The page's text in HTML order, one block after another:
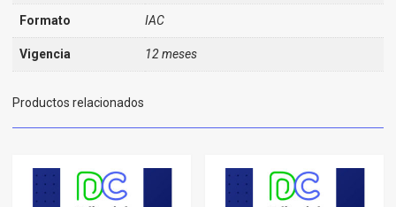
Formato IAC
Vigencia 12 meses
Productos relacionados